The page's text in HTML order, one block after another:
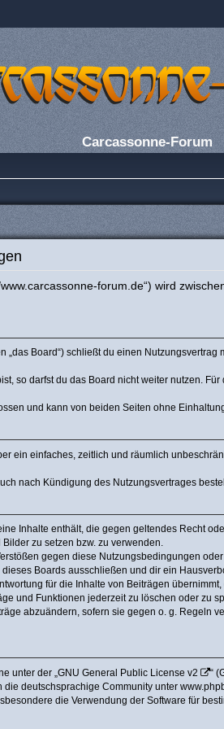
Carcassonne-Forum
forum.de“) wird
„das Board“) schließt du einen
so darfst du das Board nicht weiter nutzen.
und kann von beiden Seiten ohne
ein einfaches, zeitlich und räumlich
nach Kündigung des Nutzungsvertrages
Inhalte enthält, die gegen geltendes Recht
zu setzen bzw. zu verwenden.
gegen diese Nutzungsbedingungen
Boards ausschließen und dir ein
für die Inhalte von Beiträgen
und Funktionen jederzeit zu löschen oder zu
abzuändern, sofern sie gegen o. g. Regeln
unter der „ GNU General Public License v2
“
deutschsprachige Community unter
die Verwendung der Software für